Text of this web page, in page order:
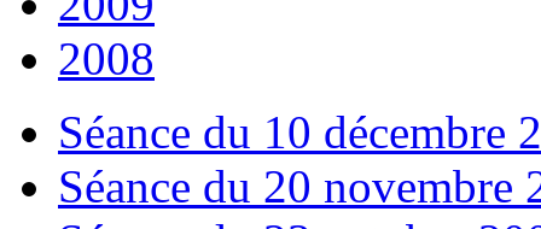
2008
Séance du 10 décembre
Séance du 20 novembre